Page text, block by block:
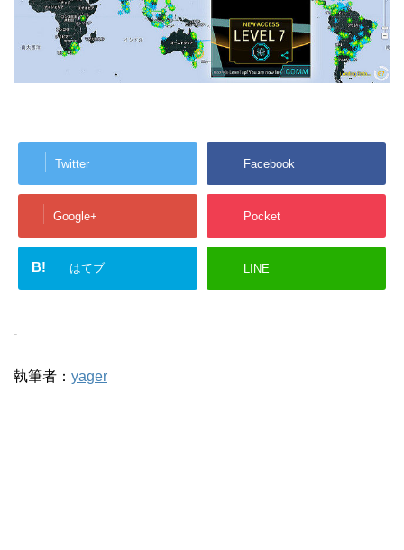
Twitter Facebook
Google+ Pocket
B! はてブ LINE
-
執筆者： yager